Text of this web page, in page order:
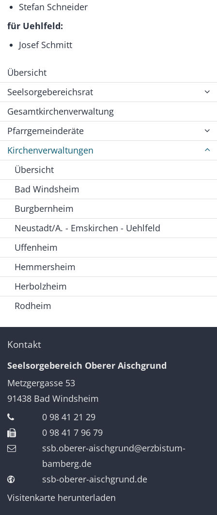
Stefan Schneider
für Uehlfeld:
Josef Schmitt
Übersicht
Seelsorgebereichsrat
Gesamtkirchenverwaltung
Pfarrgemeinderäte
Kirchenverwaltungen
Übersicht
Bad Windsheim
Burgbernheim
Neustadt/A. - Emskirchen - Uehlfeld
Uffenheim
Hemmersheim
Herbolzheim
Rodheim
Kontakt
Seelsorgebereich Oberer Aischgrund
Metzgergasse 53
91438 Bad Windsheim
0 98 41 21 29
0 98 41 7 96 79
ssb.oberer-aischgrund@erzbistum-
bamberg.de
ssb-oberer-aischgrund.de
Visitenkarte herunterladen